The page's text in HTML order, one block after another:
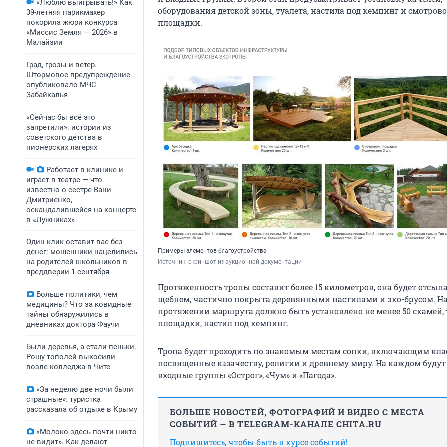
«Люблю выигрывать!» Как
39-летняя парикмахер
покорила жюри конкурса
«Миссис Земля — 2026» в
Малайзии
Град, грозы и ветер.
Штормовое предупреждение
опубликовало МЧС
Забайкалья
«Сейчас бы всё это
запретили»: истории из
советского детства в
пионерских лагерях
Работает в клинике и
играет в театре — что
известно о сестре Вани
Дмитриенко,
оскандалившейся на концерте
в «Лужниках»
Один клик оставит вас без
денег: мошенники нацелились
на родителей школьников в
преддверии 1 сентября
Больше политики, чем
медицины? Что за ковидные
тайны обнаружились в
дневниках доктора Фаучи
Были деревья, а стали пеньки.
Рощу тополей выкосили
возле колледжа в Чите
«За неделю две ночи были
страшные»: туристка
рассказала об отдыхе в Крыму
«Молоко здесь почти никто
не видит». Как делают
оборудования детской зоны, туалета, настила под кемпинг и
площадки.
Примеры элементов благоустройства
Источник: скриншот из аукционной документации
Протяженность тропы составит более 15 километров, она будет
щебнем, частично покрыта деревянными настилами и эко-брусом. На
протяжении маршрута должно быть установлено не менее 50 скамей,
площадки, настил под кемпинг.
Тропа будет проходить по знакомым местам сопки, включающим
посвященные казачеству, религии и древнему миру. На каждом будут
входные группы «Острог», «Чум» и «Пагода».
БОЛЬШЕ НОВОСТЕЙ, ФОТОГРАФИЙ И ВИДЕО С МЕСТА
СОБЫТИЙ — В TELEGRAM-КАНАЛЕ CHITA.RU
Подпишитесь, чтобы быть в курсе событий!